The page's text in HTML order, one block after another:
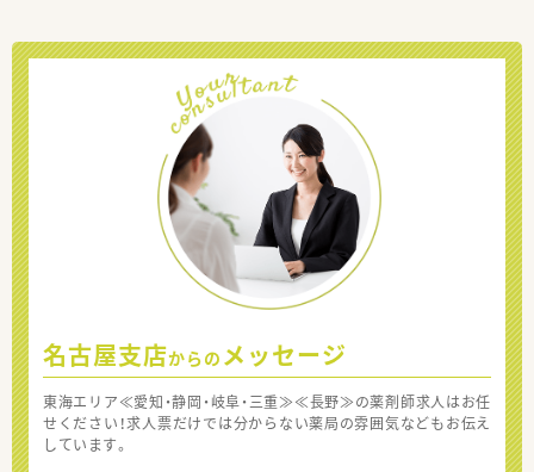
名古屋支店からの メッセージ
東海エリア≪愛知・静岡・岐阜・三重≫≪長野≫の薬剤師求人はお任
せください！求人票だけでは分からない薬局の雰囲気などもお伝え
しています。